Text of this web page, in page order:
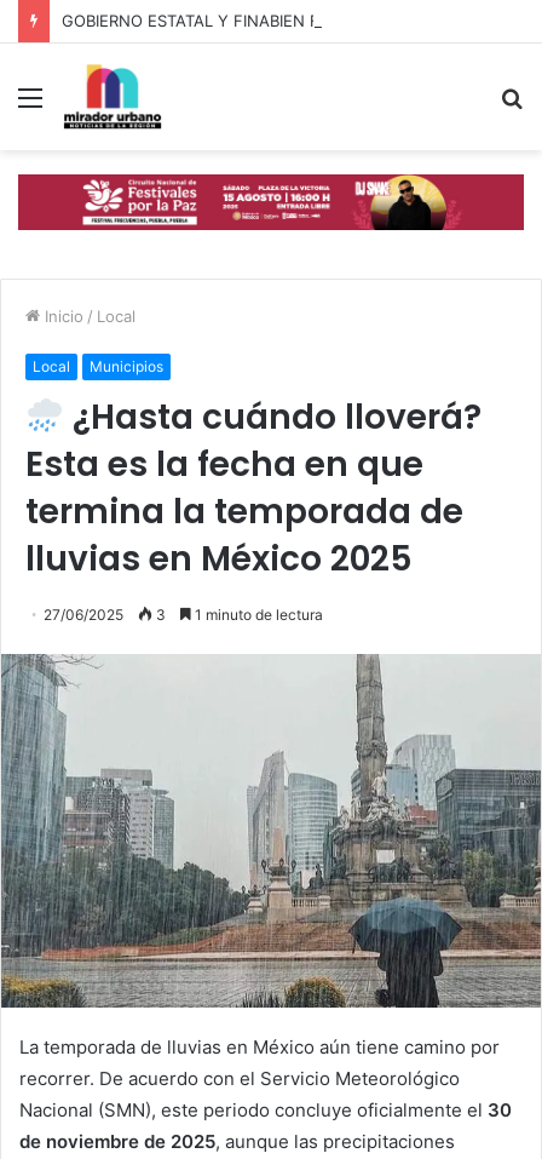
Menú
Inicio / Local
Local Municipios
¿Hasta cuándo lloverá?
Esta es la fecha en que
termina la temporada de
lluvias en México 2025
27/06/2025 3 1 minuto de lectura
La temporada de lluvias en México aún tiene camino por
recorrer. De acuerdo con el Servicio Meteorológico
Nacional (SMN), este periodo concluye oficialmente el 30
de noviembre de 2025, aunque las precipitaciones